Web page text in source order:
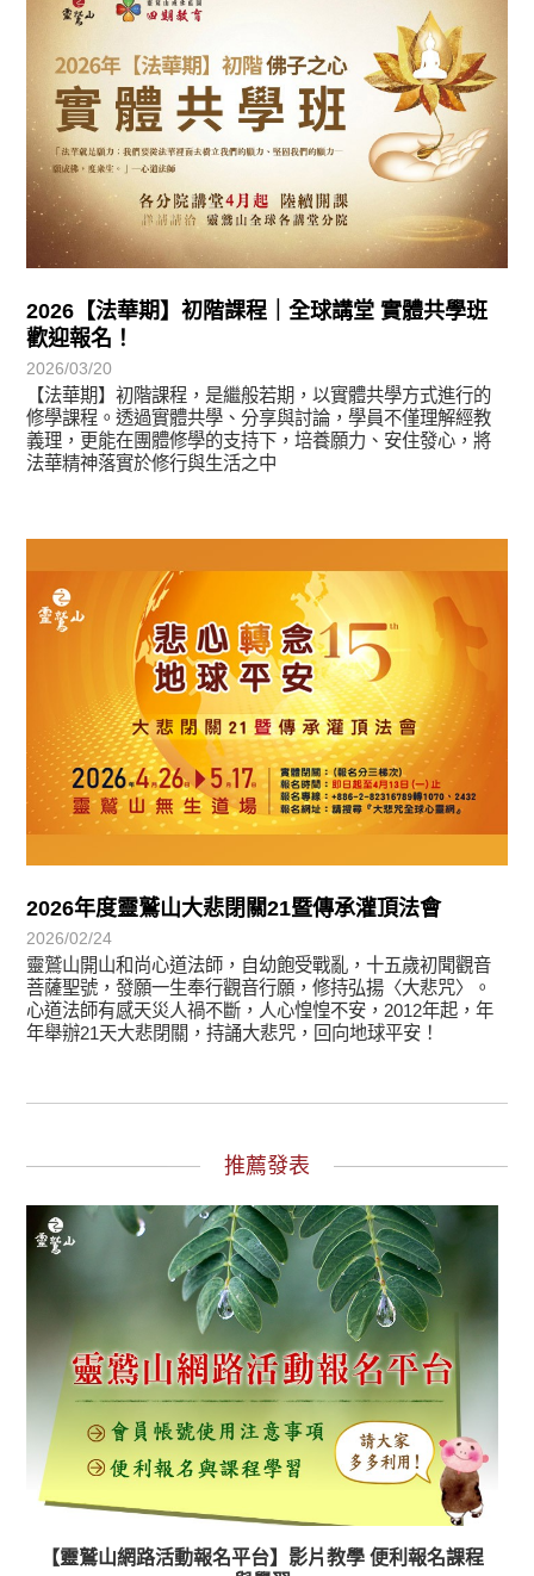
2026【法華期】初階課程｜全球講堂 實體共學班
歡迎報名！
2026/03/20
【法華期】初階課程，是繼般若期，以實體共學方式進行的
修學課程。透過實體共學、分享與討論，學員不僅理解經教
義理，更能在團體修學的支持下，培養願力、安住發心，將
法華精神落實於修行與生活之中
2026年度靈鷲山大悲閉關21暨傳承灌頂法會
2026/02/24
靈鷲山開山和尚心道法師，自幼飽受戰亂，十五歲初聞觀音
菩薩聖號，發願一生奉行觀音行願，修持弘揚〈大悲咒〉。
心道法師有感天災人禍不斷，人心惶惶不安，2012年起，年
年舉辦21天大悲閉關，持誦大悲咒，回向地球平安！
推薦發表
【靈鷲山網路活動報名平台】影片教學 便利報名課程